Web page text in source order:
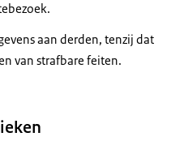
aan derden, tenzij dat
van strafbare feiten.